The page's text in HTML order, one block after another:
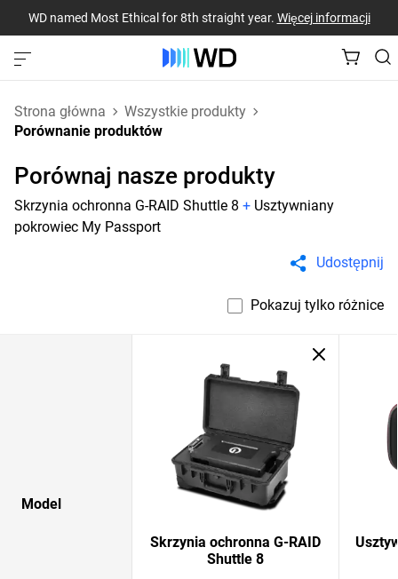
WD named Most Ethical for 8th straight year. Więcej informacji
Strona główna
Wszystkie produkty
Porównanie produktów
Porównaj nasze produkty
Skrzynia ochronna G-RAID Shuttle 8 + Usztywniany
pokrowiec My Passport
Udostępnij
Pokazuj tylko różnice
Model
Skrzynia ochronna G-RAID
Shuttle 8